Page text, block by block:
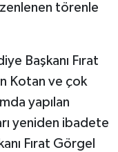
törenle
Başkanı Fırat
Kotan ve çok
yapılan
yeniden ibadete
Fırat Görgel